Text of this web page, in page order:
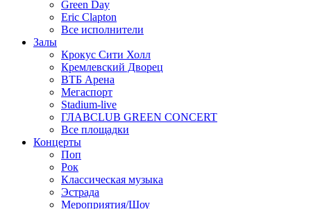
Green Day
Eric Clapton
Все исполнители
Залы
Крокус Сити Холл
Кремлевский Дворец
ВТБ Арена
Мегаспорт
Stadium-live
ГЛАВCLUB GREEN CONCERT
Все площадки
Концерты
Поп
Рок
Классическая музыка
Эстрада
Мероприятия/Шоу